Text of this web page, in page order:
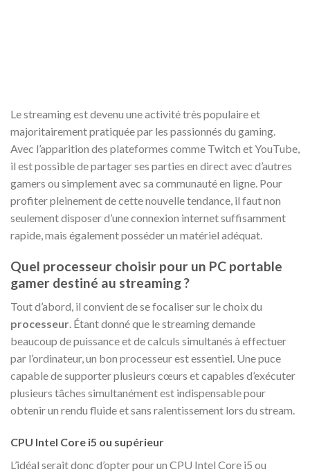
Le streaming est devenu une activité très populaire et
majoritairement pratiquée par les passionnés du gaming.
Avec l’apparition des plateformes comme Twitch et YouTube,
il est possible de partager ses parties en direct avec d’autres
gamers ou simplement avec sa communauté en ligne. Pour
profiter pleinement de cette nouvelle tendance, il faut non
seulement disposer d’une connexion internet suffisamment
rapide, mais également posséder un matériel adéquat.
Quel processeur choisir pour un PC portable
gamer destiné au streaming ?
Tout d’abord, il convient de se focaliser sur le choix du
processeur. Étant donné que le streaming demande
beaucoup de puissance et de calculs simultanés à effectuer
par l’ordinateur, un bon processeur est essentiel. Une puce
capable de supporter plusieurs cœurs et capables d’exécuter
plusieurs tâches simultanément est indispensable pour
obtenir un rendu fluide et sans ralentissement lors du stream.
CPU Intel Core i5 ou supérieur
L’idéal serait donc d’opter pour un CPU Intel Core i5 ou